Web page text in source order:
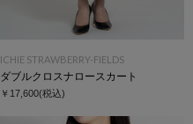
ICHIE STRAWBERRY-FIELDS
ダブルクロスナロースカート
￥17,600(税込)